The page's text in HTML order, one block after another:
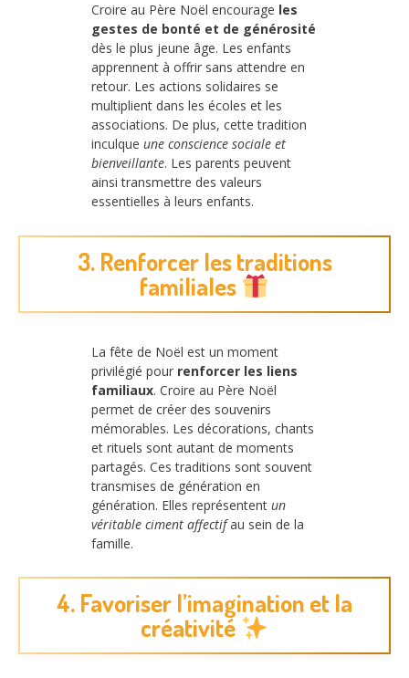
Croire au Père Noël encourage les
gestes de bonté et de générosité
dès le plus jeune âge. Les enfants
apprennent à offrir sans attendre en
retour. Les actions solidaires se
multiplient dans les écoles et les
associations. De plus, cette tradition
inculque une conscience sociale et
bienveillante. Les parents peuvent
ainsi transmettre des valeurs
essentielles à leurs enfants.
3. Renforcer les traditions
familiales
La fête de Noël est un moment
privilégié pour renforcer les liens
familiaux. Croire au Père Noël
permet de créer des souvenirs
mémorables. Les décorations, chants
et rituels sont autant de moments
partagés. Ces traditions sont souvent
transmises de génération en
génération. Elles représentent un
véritable ciment affectifau sein de la
famille.
4. Favoriser l’imagination et la
créativité